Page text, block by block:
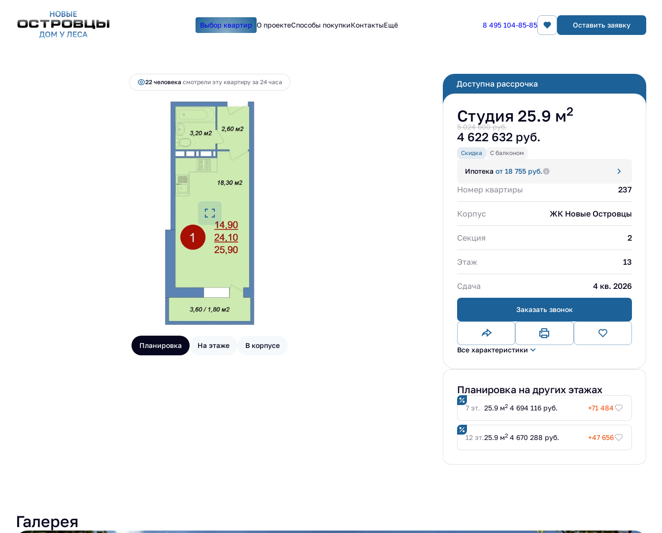
Выбор квартир О проектеСпособы покупкиКонтактыЕщё 8 495 104-85-85 Оставить заявку
Студия25.9 м 2 5 024 600 руб.
Заказать звонок
22 человекa смотрели эту квартиру за 24 часа
Планировка На этаже В корпусе
Доступна рассрочка
Студия 25.9 м2
5 024 600 руб.
4 622 632 руб.
Скидка С балконом
Ипотека от 18 755 руб.
Номер квартиры 237
Корпус ЖК Новые Островцы
Секция 2
Этаж 13
Сдача 4 кв. 2026
Заказать звонок
Все характеристики
Планировка на других этажах
7 эт. 25.9 м2 4 694 116 руб. +71 484
12 эт.25.9 м2 4 670 288 руб. +47 656
Галерея